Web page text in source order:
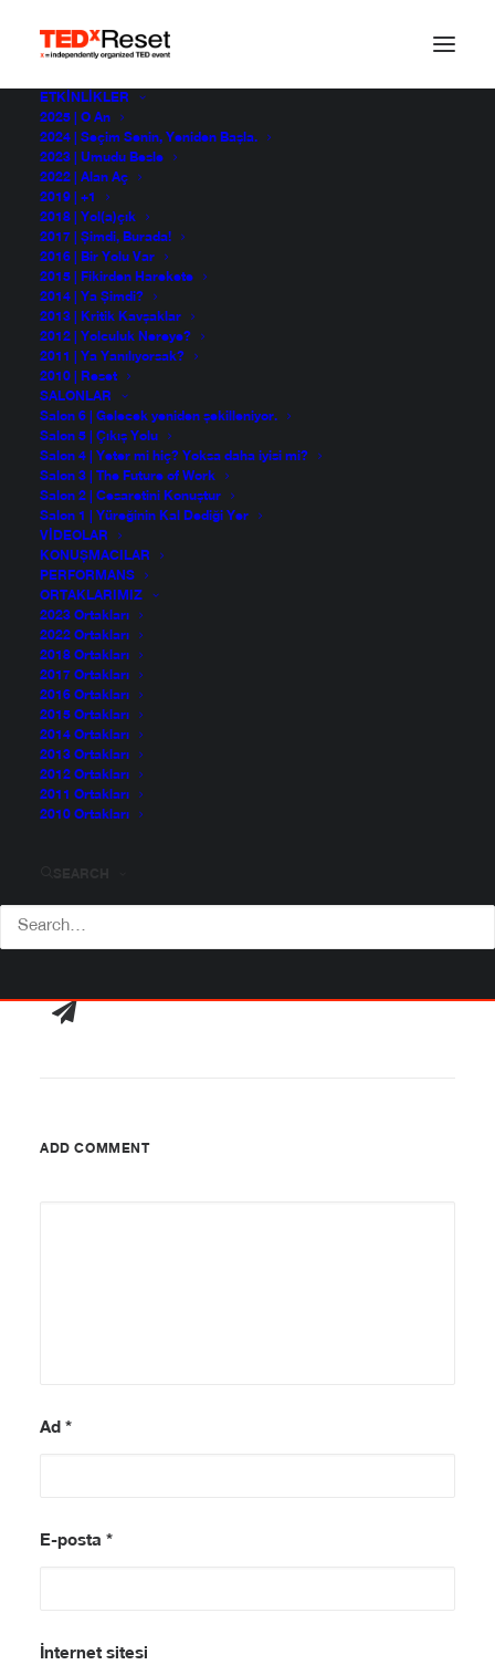
ETKINLIKLER
2025 | O An
2024 | Seçim Senin, Yeniden Başla.
2023 | Umudu Besle
2022 | Alan Aç
2019 | +1
2018 | Yol(a)çık
2017 | Şimdi, Burada!
2016 | Bir Yolu Var
2015 | Fikirden Harekete
2014 | Ya Şimdi?
2013 | Kritik Kavşaklar
2012 | Yolculuk Nereye?
2011 | Ya Yanılıyorsak?
2010 | Reset
SALONLAR
Salon 6 | Gelecek yeniden şekilleniyor.
Salon 5 | Çıkış Yolu
Salon 4 | Yeter mi hiç? Yoksa daha iyisi mi?
Salon 3 | The Future of Work
Salon 2 | Cesaretini Konuştur
Salon 1 | Yüreğinin Kal Dediği Yer
VIDEOLAR
KONUŞMACILAR
PERFORMANS
ORTAKLARIMIZ
2023 Ortakları
2022 Ortakları
2018 Ortakları
2017 Ortakları
2016 Ortakları
2015 Ortakları
2014 Ortakları
2013 Ortakları
2012 Ortakları
2011 Ortakları
2010 Ortakları
ADD COMMENT
Ad *
E-posta *
İnternet sitesi